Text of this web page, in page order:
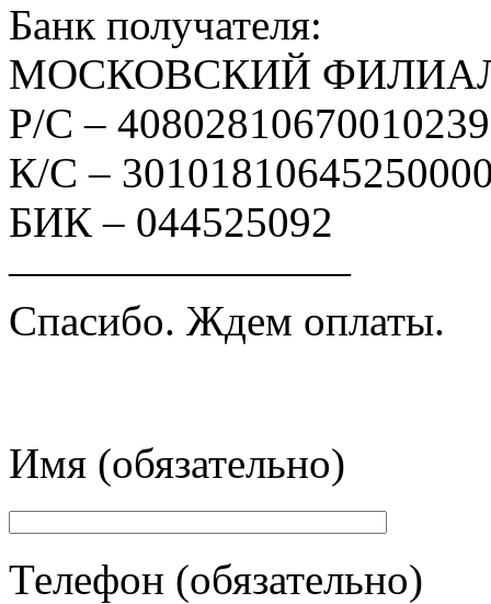
Банк получателя:
МОСКОВСКИЙ
Р/С –
К/С –
БИК – 044525092
————————
Спасибо. Ждем оплаты.
Имя (обязательно)
Телефон (обязательно)